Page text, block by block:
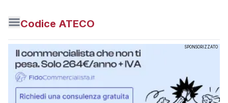
Codice ATECO
SPONSORIZZATO